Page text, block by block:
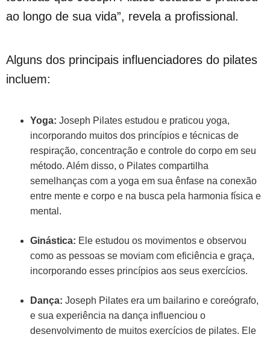
ao longo de sua vida”, revela a profissional.
Alguns dos principais influenciadores do pilates
incluem:
Yoga: Joseph Pilates estudou e praticou yoga,
incorporando muitos dos princípios e técnicas de
respiração, concentração e controle do corpo em seu
método. Além disso, o Pilates compartilha
semelhanças com a yoga em sua ênfase na conexão
entre mente e corpo e na busca pela harmonia física e
mental.
Ginástica: Ele estudou os movimentos e observou
como as pessoas se moviam com eficiência e graça,
incorporando esses princípios aos seus exercícios.
Dança: Joseph Pilates era um bailarino e coreógrafo,
e sua experiência na dança influenciou o
desenvolvimento de muitos exercícios de pilates. Ele